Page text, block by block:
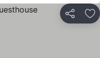
Partilhar